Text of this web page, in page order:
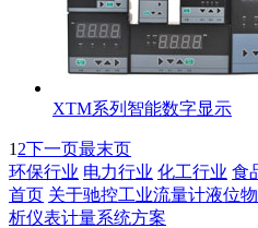
XTM系列智能数字显示
1 2下一页最末页
环保行业 电力行业 化工行业 食
首页 关于驰控工业流量计液位
析仪表计量系统方案